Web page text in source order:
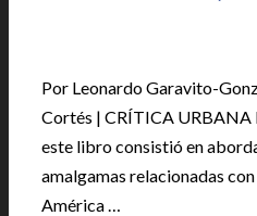
Por Leonardo Garavito-
Cortés | CRÍTICA URBANA
este libro consistió en
amalgamas relacionadas
América …